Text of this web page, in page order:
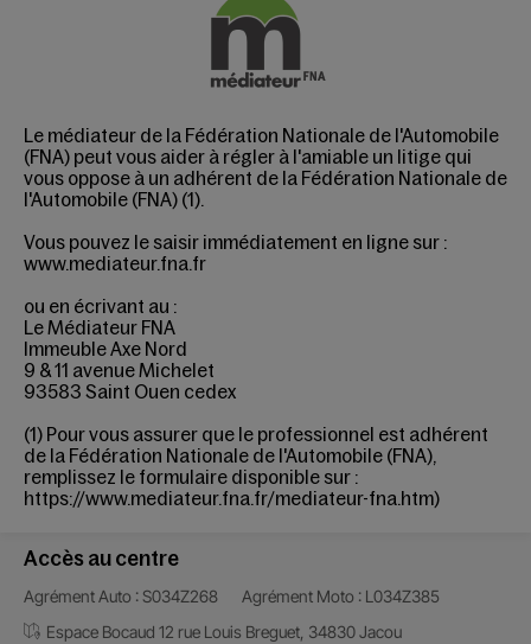
Le médiateur de la Fédération Nationale de l'Automobile
(FNA) peut vous aider à régler à l'amiable un litige qui
vous oppose à un adhérent de la Fédération Nationale de
l'Automobile (FNA) (1).
Vous pouvez le saisir immédiatement en ligne sur :
www.mediateur.fna.fr
ou en écrivant au :
Le Médiateur FNA
Immeuble Axe Nord
9 & 11 avenue Michelet
93583 Saint Ouen cedex
(1) Pour vous assurer que le professionnel est adhérent
de la Fédération Nationale de l'Automobile (FNA)
remplissez le formulaire disponible sur :
https://www.mediateur.fna.fr/mediateur-fna.htm)
Accès au centre
Agrément Auto : S034Z268
Agrément Moto : L034Z385
Espace Bocaud 12 rue Louis Breguet, 34830 Jacou